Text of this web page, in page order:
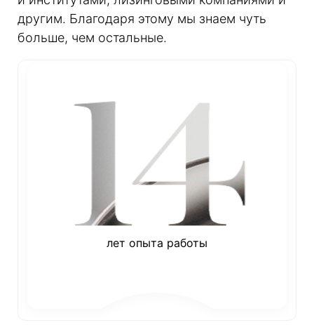
другим. Благодаря этому мы знаем чуть
больше, чем остальные.
лет опыта работы